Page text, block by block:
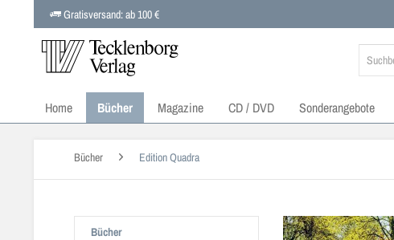
Gratisversand: ab 100 €
Home Bücher Magazine CD / DVD Sonderangebote
Bücher Edition Quadra
Bücher